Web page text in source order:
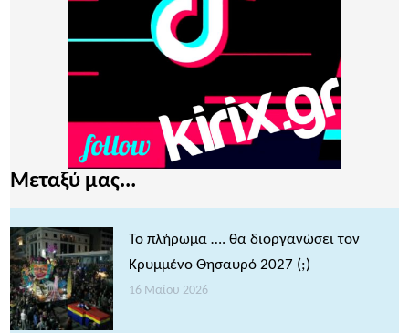
Μεταξύ μας...
Το πλήρωμα …. θα διοργανώσει τον
Κρυμμένο Θησαυρό 2027 (;)
16 Μαΐου 2026